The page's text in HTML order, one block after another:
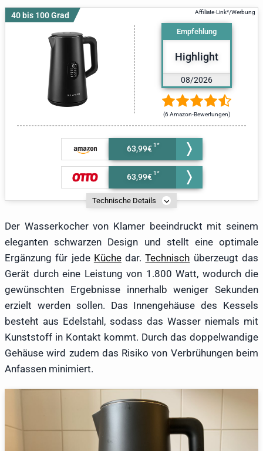
40 bis 100 Grad
63,99€
63,99€
Empfehlung
Highlight
08/2026
(6 Amazon-Bewertungen)
Technische Details
Der Wasserkocher von Klamer beeindruckt mit seinem
eleganten schwarzen Design und stellt eine optimale
Ergänzung für jede Küchedar.Technisch überzeugt das
Gerät durch eine Leistung von 1.800 Watt, wodurch die
gewünschten Ergebnisse innerhalb weniger Sekunden
erzielt werden sollen. Das Innengehäuse des Kessels
besteht aus Edelstahl, sodass das Wasser niemals mit
Kunststoff in Kontakt kommt. Durch das doppelwandige
Gehäuse wird zudem das Risiko von Verbrühungen beim
Anfassen minimiert.